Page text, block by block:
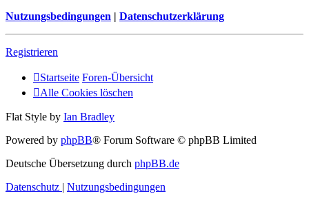
Nutzungsbedingungen | Datenschutzerklärung
Registrieren
Startseite Foren-Übersicht
Alle Cookies löschen
Flat Style by Ian Bradley
Powered by phpBB® Forum Software © phpBB Limited
Deutsche Übersetzung durch phpBB.de
Datenschutz | Nutzungsbedingungen